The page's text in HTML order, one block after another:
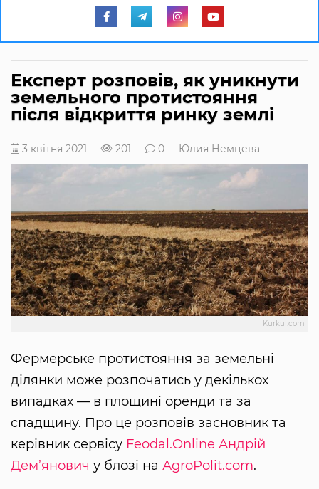
Експерт розповів, як уникнути
земельного протистояння
після відкриття ринку землі
3 квітня 2021 201 0 Юлия Немцева
Kurkul.com
Фермерське протистояння за земельні
ділянки може розпочатись у декількох
випадках — в площині оренди та за
спадщину. Про це розповів засновник та
керівник сервісу Feodal.Online Андрій
Дем’янович у блозі на АgroРolit.com.